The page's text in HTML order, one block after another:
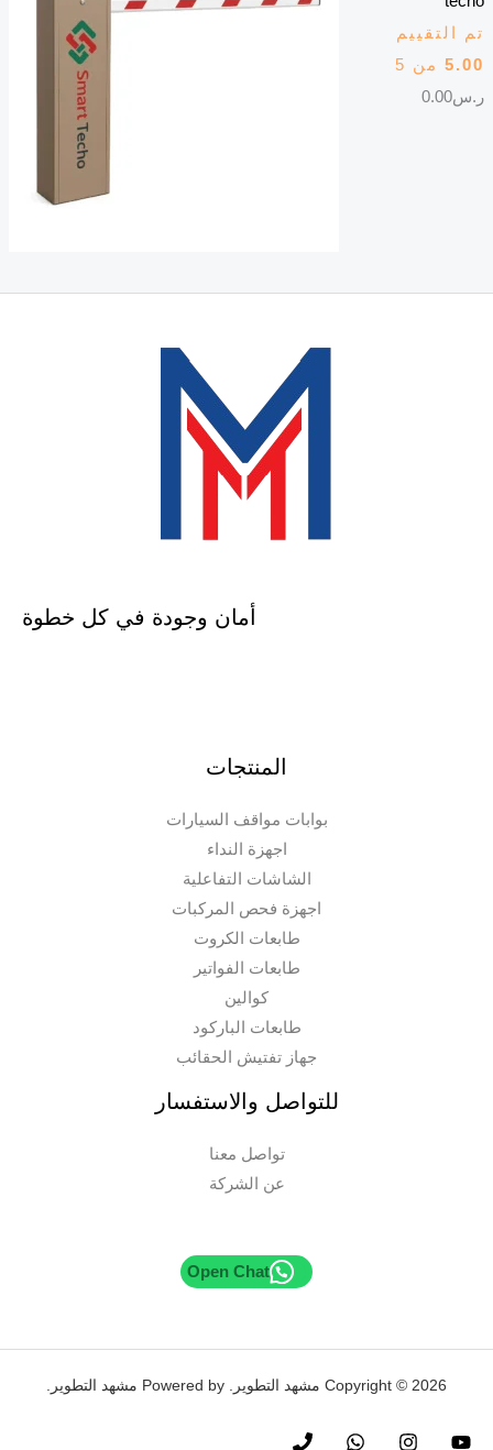
تم التقييم
5.00من 5
ر.س0.00
أمان وجودة في كل خطوة
المنتجات
بوابات مواقف السيارات
اجهزة النداء
الشاشات التفاعلية
اجهزة فحص المركبات
طابعات الكروت
طابعات الفواتير
كوالين
طابعات الباركود
جهاز تفتيش الحقائب
للتواصل والاستفسار
تواصل معنا
عن الشركة
Open Chat
Copyright © 2026 مشهد التطوير. Powered by مشهد التطوير.